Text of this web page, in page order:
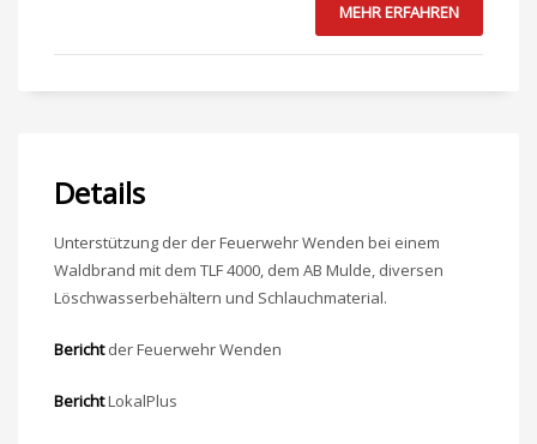
MEHR ERFAHREN
Details
Unterstützung der der Feuerwehr Wenden bei einem
Waldbrand mit dem TLF 4000, dem AB Mulde, diversen
Löschwasserbehältern und Schlauchmaterial.
Berichtder Feuerwehr Wenden
BerichtLokalPlus